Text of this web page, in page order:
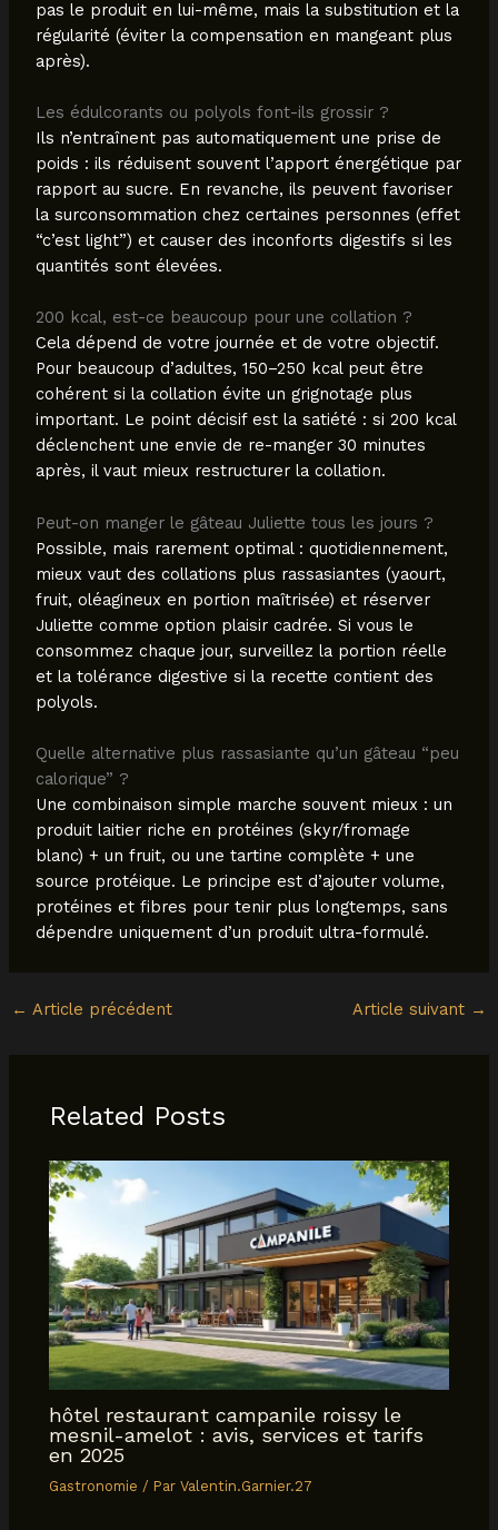
pas le produit en lui-même, mais la substitution et la
régularité (éviter la compensation en mangeant plus
après).
Les édulcorants ou polyols font-ils grossir ?
Ils n’entraînent pas automatiquement une prise de
poids : ils réduisent souvent l’apport énergétique par
rapport au sucre. En revanche, ils peuvent favoriser
la surconsommation chez certaines personnes (effet
“c’est light”) et causer des inconforts digestifs si les
quantités sont élevées.
200 kcal, est-ce beaucoup pour une collation ?
Cela dépend de votre journée et de votre objectif.
Pour beaucoup d’adultes, 150–250 kcal peut être
cohérent si la collation évite un grignotage plus
important. Le point décisif est la satiété : si 200 kcal
déclenchent une envie de re-manger 30 minutes
après, il vaut mieux restructurer la collation.
Peut-on manger le gâteau Juliette tous les jours ?
Possible, mais rarement optimal : quotidiennement,
mieux vaut des collations plus rassasiantes (yaourt,
fruit, oléagineux en portion maîtrisée) et réserver
Juliette comme option plaisir cadrée. Si vous le
consommez chaque jour, surveillez la portion réelle
et la tolérance digestive si la recette contient des
polyols.
Quelle alternative plus rassasiante qu’un gâteau “peu
calorique” ?
Une combinaison simple marche souvent mieux : un
produit laitier riche en protéines (skyr/fromage
blanc) + un fruit, ou une tartine complète + une
source protéique. Le principe est d’ajouter volume,
protéines et fibres pour tenir plus longtemps, sans
dépendre uniquement d’un produit ultra-formulé.
← Article précédent Article suivant →
Related Posts
hôtel restaurant campanile roissy le
mesnil-amelot : avis, services et tarifs
en 2025
Gastronomie / ParValentin.Garnier.27